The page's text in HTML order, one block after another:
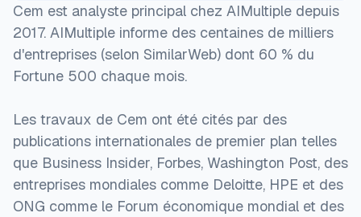
Cem est analyste principal chez AIMultiple depuis
2017. AIMultiple informe des centaines de milliers
d'entreprises (selon SimilarWeb) dont 60 % du
Fortune 500 chaque mois.
Les travaux de Cem ont été cités par des
publications internationales de premier plan telles
que Business Insider, Forbes, Washington Post, des
entreprises mondiales comme Deloitte, HPE et des
ONG comme le Forum économique mondial et des